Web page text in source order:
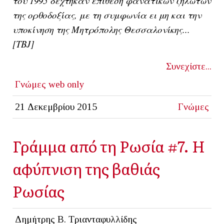
της ορθοδοξίας, με τη συμφωνία ει μη και την
υποκίνηση της Μητρόπολης Θεσσαλονίκης...
[ΤΒJ]
Συνεχίστε...
Γνώμες web only
21 Δεκεμβρίου 2015 Γνώμες
Γράμμα από τη Ρωσία #7. Η
αφύπνιση της βαθιάς
Ρωσίας
Δημήτρης Β. Τριανταφυλλίδης